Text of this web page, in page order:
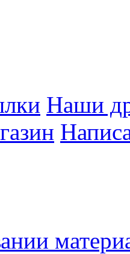
Наши